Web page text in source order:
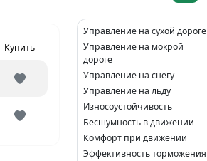
Купить
Управление на сухой дороге
Управление на мокрой
дороге
Управление на снегу
Управление на льду
Износоустойчивость
Бесшумность в движении
Комфорт при движении
Эффективность торможения